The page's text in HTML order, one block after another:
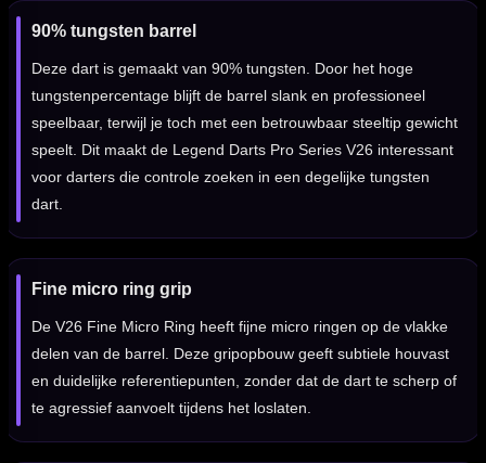
90% tungsten barrel
Deze dart is gemaakt van 90% tungsten. Door het hoge
tungstenpercentage blijft de barrel slank en professioneel
speelbaar, terwijl je toch met een betrouwbaar steeltip gewicht
speelt. Dit maakt de Legend Darts Pro Series V26 interessant
voor darters die controle zoeken in een degelijke tungsten
dart.
Fine micro ring grip
De V26 Fine Micro Ring heeft fijne micro ringen op de vlakke
delen van de barrel. Deze gripopbouw geeft subtiele houvast
en duidelijke referentiepunten, zonder dat de dart te scherp of
te agressief aanvoelt tijdens het loslaten.